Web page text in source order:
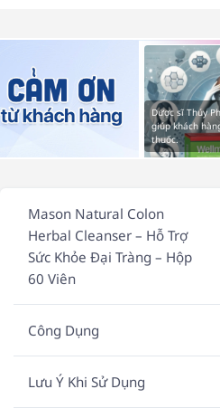
Dược sĩ Thúy
giúp khách
thuốc.
Mason Natural Colon
Herbal Cleanser – Hỗ Trợ
Sức Khỏe Đại Tràng – Hộp
60 Viên
Công Dụng
Lưu Ý Khi Sử Dụng